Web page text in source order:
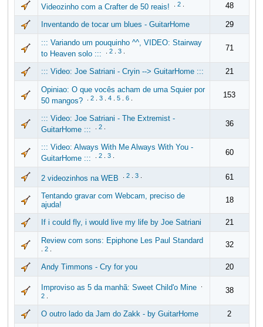
Videozinho com a Crafter de 50 reais! 2. 48
Inventando de tocar um blues - GuitarHome 29
::: Variando um pouquinho ^^, VIDEO: Stairway
to Heaven solo :::
2. 3. 71
::: Video: Joe Satriani - Cryin --> GuitarHome ::: 21
Opiniao: O que vocês acham de uma Squier por
50 mangos?
2. 3. 4. 5. 6. 153
::: Video: Joe Satriani - The Extremist -
GuitarHome :::
2. 36
::: Video: Always With Me Always With You -
GuitarHome :::
2. 3. 60
2 videozinhos na WEB 2. 3. 61
Tentando gravar com Webcam, preciso de
ajuda!
18
If i could fly, i would live my life by Joe Satriani 21
Review com sons: Epiphone Les Paul Standard
2. 32
Andy Timmons - Cry for you 20
Improviso as 5 da manhã: Sweet Child'o Mine
2.
38
O outro lado da Jam do Zakk - by GuitarHome 2